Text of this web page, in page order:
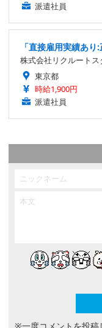
派遣社員
「直接雇用実績あ
株式会社リクルート
東京都
時給1,900円
派遣社員